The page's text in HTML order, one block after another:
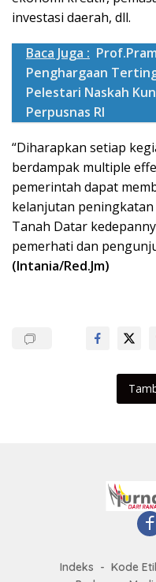
investasi daerah, dll.
Baca Juga :
Penghargaan
Pelestari Naskah
Perpusnas RI
“Diharapkan setiap
berdampak multiple
pemerintah dapat
kelanjutan
Tanah Datar
pemerhati dan
(Intania/Red.Jm)
Indeks Kode